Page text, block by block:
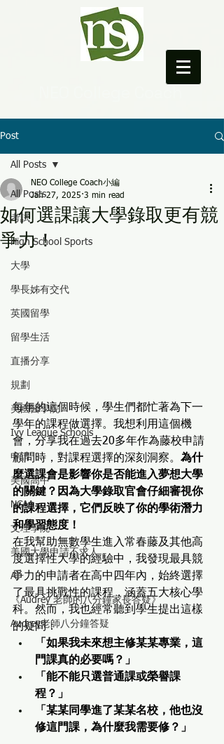
Post
All Posts
考試
High School Sports
大學
學長姊有交代
英國留學
留學生活
直播分享
規劃
美國醫學院
Ivy League Schools
申請
美國高中
NCAA
文理學院
美國大學申請不求人
AI
《Audrey 老師的八分鐘家長答疑》
Audrey老師八分鐘答疑
All Posts
如何選課讓大學錄取更有競
爭力！
NEO College Coach小編
Jan 27, 2025 3 min read
每年的這個時候，學生們都忙著為下一
學年的課程做選擇。我想利用這個機
會，分享我在過去20多年作為藤校申請
顧問時，對課程選擇的深刻洞察。 為什
麼選課會是影響你是否能進入夢想大學
的關鍵？因為大學錄取官會仔細審視你
的課程選擇，它們反映了你的學術潛力
和學習態度！
在我幫助無數學生進入常春藤及其他高
度選擇性大學的經驗中，我發現最具競
爭力的申請者在高中四年內，始終選擇
了最具挑戰性的課程，涵蓋五大核心學
科。然而，我也經常聽到學生提出這樣
的疑問：
「如果我未來想主修某某專業，這
門課真的必要嗎？」
「能不能只選普通課或榮譽課
程？」
「某某同學進了某某名校，他也沒
修這門課，為什麼我需要修？」